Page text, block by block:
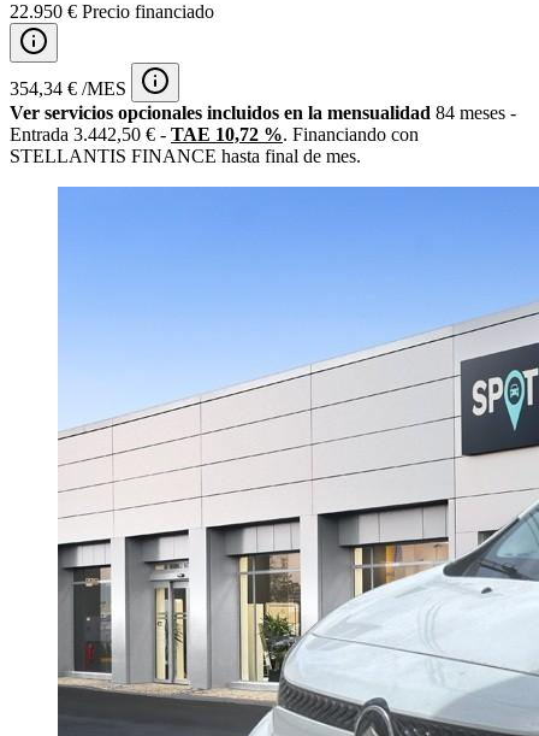
22.950 € Precio financiado
354,34 € /MES
Ver servicios opcionales incluidos en la mensualidad 84 meses -
Entrada 3.442,50 € - TAE 10,72 %. Financiando con
STELLANTIS FINANCE hasta final de mes.